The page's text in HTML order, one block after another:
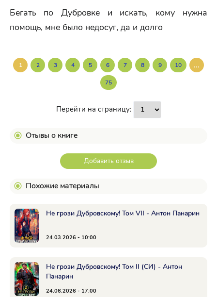
Бегать по Дубровке и искать, кому нужна
помощь, мне было недосуг, да и долго
1 2 3 4 5 6 7 8 9 10 ...
75
Перейти на страницу:
Отывы о книге
Добавить отзыв
Похожие материалы
Не грози Дубровскому! Том VII - Антон Панарин
24.03.2026 - 10:00
Не грози Дубровскому! Том II (СИ) - Антон
Панарин
24.06.2026 - 17:00